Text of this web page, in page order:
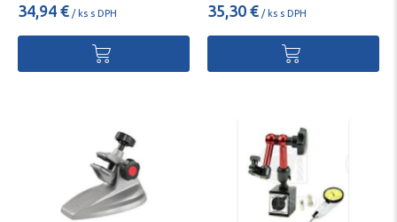
34,94 € / ks s DPH 35,30 € / ks s DPH